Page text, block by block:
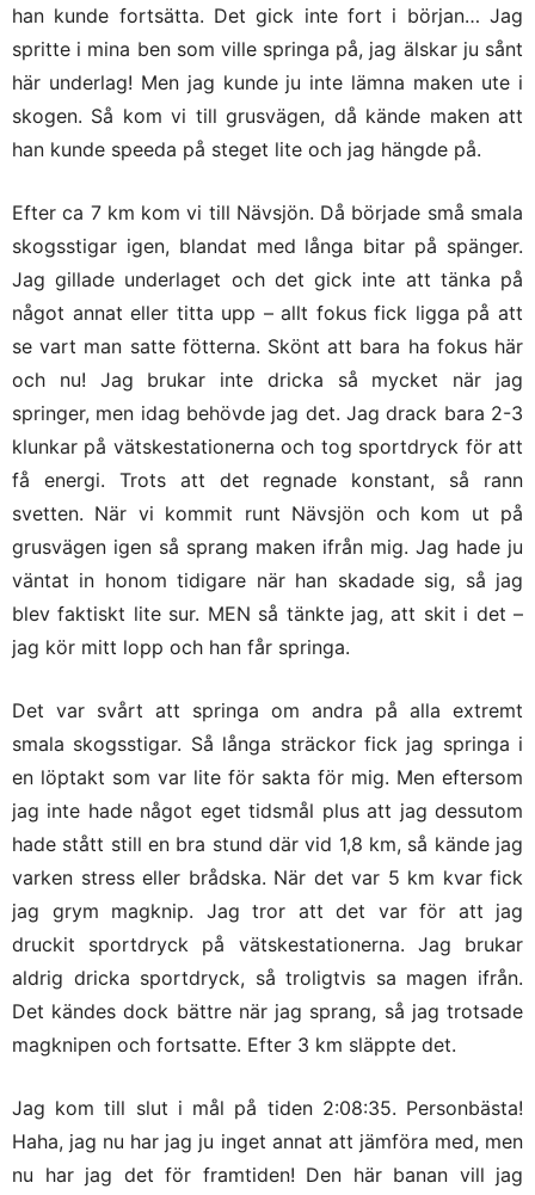
han kunde fortsätta. Det gick inte fort i början… Jag
spritte i mina ben som ville springa på, jag älskar ju sånt
här underlag! Men jag kunde ju inte lämna maken ute i
skogen. Så kom vi till grusvägen, då kände maken att
han kunde speeda på steget lite och jag hängde på.
Efter ca 7 km kom vi till Nävsjön. Då började små smala
skogsstigar igen, blandat med långa bitar på spänger.
Jag gillade underlaget och det gick inte att tänka på
något annat eller titta upp – allt fokus fick ligga på att
se vart man satte fötterna. Skönt att bara ha fokus här
och nu! Jag brukar inte dricka så mycket när jag
springer, men idag behövde jag det. Jag drack bara 2-3
klunkar på vätskestationerna och tog sportdryck för att
få energi. Trots att det regnade konstant, så rann
svetten. När vi kommit runt Nävsjön och kom ut på
grusvägen igen så sprang maken ifrån mig. Jag hade ju
väntat in honom tidigare när han skadade sig, så jag
blev faktiskt lite sur. MEN så tänkte jag, att skit i det –
jag kör mitt lopp och han får springa.
Det var svårt att springa om andra på alla extremt
smala skogsstigar. Så långa sträckor fick jag springa i
en löptakt som var lite för sakta för mig. Men eftersom
jag inte hade något eget tidsmål plus att jag dessutom
hade stått still en bra stund där vid 1,8 km, så kände jag
varken stress eller brådska. När det var 5 km kvar fick
jag grym magknip. Jag tror att det var för att jag
druckit sportdryck på vätskestationerna. Jag brukar
aldrig dricka sportdryck, så troligtvis sa magen ifrån.
Det kändes dock bättre när jag sprang, så jag trotsade
magknipen och fortsatte. Efter 3 km släppte det.
Jag kom till slut i mål på tiden 2:08:35. Personbästa!
Haha, jag nu har jag ju inget annat att jämföra med, men
nu har jag det för framtiden! Den här banan vill jag